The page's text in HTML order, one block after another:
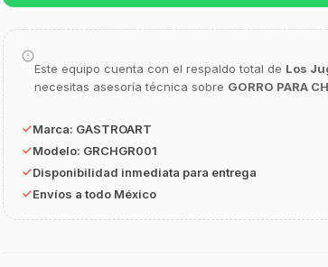
Este equipo cuenta con el respaldo total de Los
necesitas asesoría técnica sobre GORRO PARA
Marca: GASTROART
Modelo: GRCHGR001
Disponibilidad inmediata para entrega
Envíos a todo México